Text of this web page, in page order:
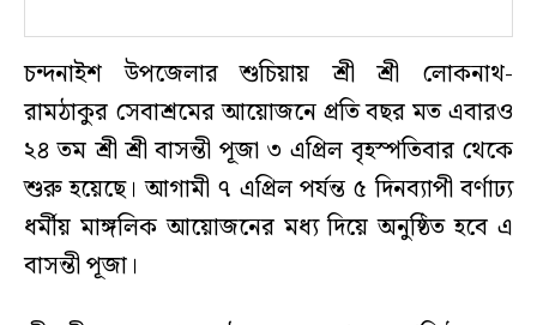
চন্দনাইশ উপজেলার শুচিয়ায় শ্রী শ্রী লোকনাথ-
রামঠাকুর সেবাশ্রমের আয়োজনে প্রতি বছর মত এবারও
২৪ তম শ্রী শ্রী বাসন্তী পূজা ৩ এপ্রিল বৃহস্পতিবার থেকে
শুরু হয়েছে। আগামী ৭ এপ্রিল পর্যন্ত ৫ দিনব্যাপী বর্ণাঢ্য
ধর্মীয় মাঙ্গলিক আয়োজনের মধ্য দিয়ে অনুষ্ঠিত হবে এ
বাসন্তী পূজা।